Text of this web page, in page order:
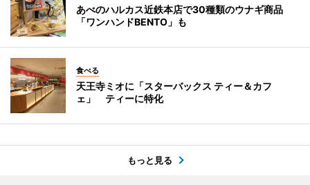
あべのハルカス近鉄本店で30種類のウナギ商品
「ワンハンドBENTO」も
食べる
天王寺ミオに「スターバックス ティー＆カフ
ェ」 ティーに特化
もっと見る